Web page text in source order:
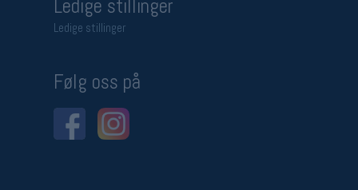
Ledige stillinger
Ledige stillinger
Følg oss på